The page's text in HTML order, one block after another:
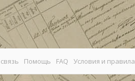
Помощь FAQ Условия и правила